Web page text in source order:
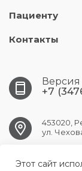
Пациенту
Контакты
+7
453020,
ул.
Этот сайт